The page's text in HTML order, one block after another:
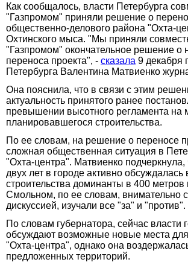
Как сообщалось, власти Петербурга
"Газпромом" приняли решение о
общественно-делового района "Охта-
Охтинского мыса. "Мы приняли
"Газпромом" окончательное решение о
переноса проекта", - сказала 9 декабря
Петербурга Валентина Матвиенко
Она пояснила, что в связи с этим
актуальность принятого ранее
превышении высотного регламента на
планировавшегося строительства.
По ее словам, на решение о переносе
сложная общественная ситуация в
"Охта-центра". Матвиенко подчеркнула,
двух лет в городе активно обсуждалась
строительства доминанты в 400 метров
Смольном, по ее словам, внимательно
дискуссией, изучали все "за" и "против".
По словам губернатора, сейчас власти
обсуждают возможные новые места для
"Охта-центра", однако она
предложенных территорий.